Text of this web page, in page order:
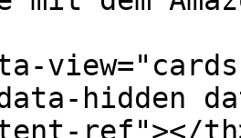
hidden
ref"></